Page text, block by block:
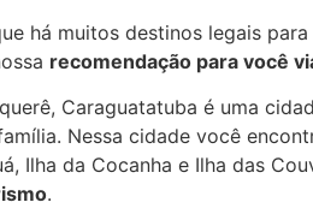
há muitos destinos legais
recomendação para você
Caraguatatuba é uma
Nessa cidade você
Ilha da Cocanha e Ilha das
.